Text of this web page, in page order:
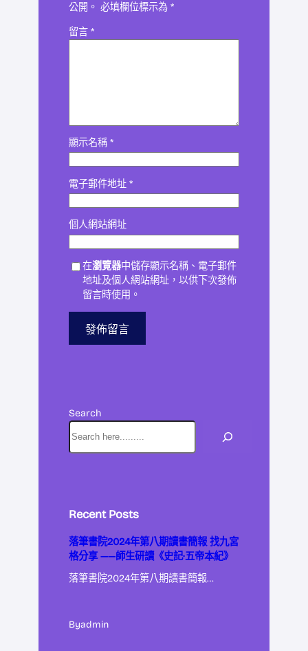
公開。 必填欄位標示為 *
留言 *
顯示名稱 *
電子郵件地址 *
個人網站網址
在瀏覽器中儲存顯示名稱、電子郵件
地址及個人網站網址，以供下次發佈
留言時使用。
Search
Recent Posts
落筆書院2024年第八期讀書簡報 找九宮
格分享 ——師生研讀《史記·五帝本紀》
落筆書院2024年第八期讀書簡報…
Byadmin